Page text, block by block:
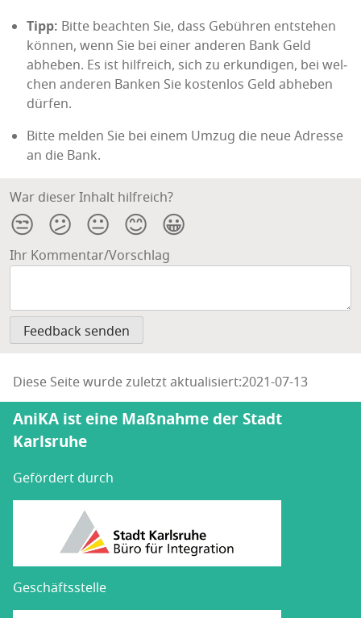
Tipp: Bit­te beach­ten Sie, dass Gebüh­ren ent­ste­hen
kön­nen, wenn Sie bei einer ande­ren Bank Geld
abhe­ben. Es ist hilf­reich, sich zu erkun­di­gen, bei wel­
chen ande­ren Ban­ken Sie kos­ten­los Geld abhe­ben
dürfen.
Bit­te mel­den Sie bei einem Umzug die neue Adres­se
an die Bank.
War dieser Inhalt hilfreich?
😒 😕 😐 😊 😀
Ihr Kommentar/Vorschlag
Diese Seite wurde zuletzt aktualisiert:2021-07-13
AniKA ist eine Maßnahme der Stadt
Karlsruhe
Gefördert durch
Geschäftsstelle